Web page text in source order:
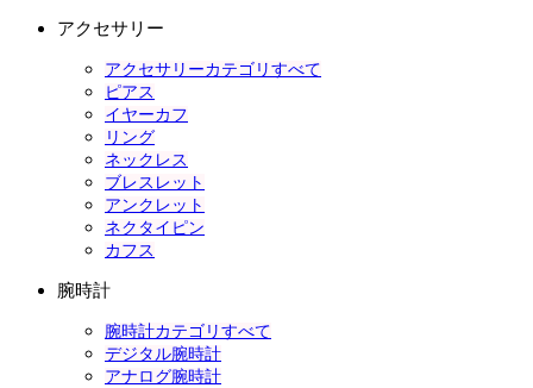
アクセサリー
アクセサリーカテゴリすべて
ピアス
イヤーカフ
リング
ネックレス
ブレスレット
アンクレット
ネクタイピン
カフス
腕時計
腕時計カテゴリすべて
デジタル腕時計
アナログ腕時計